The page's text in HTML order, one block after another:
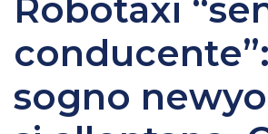
Robotaxi
sogno